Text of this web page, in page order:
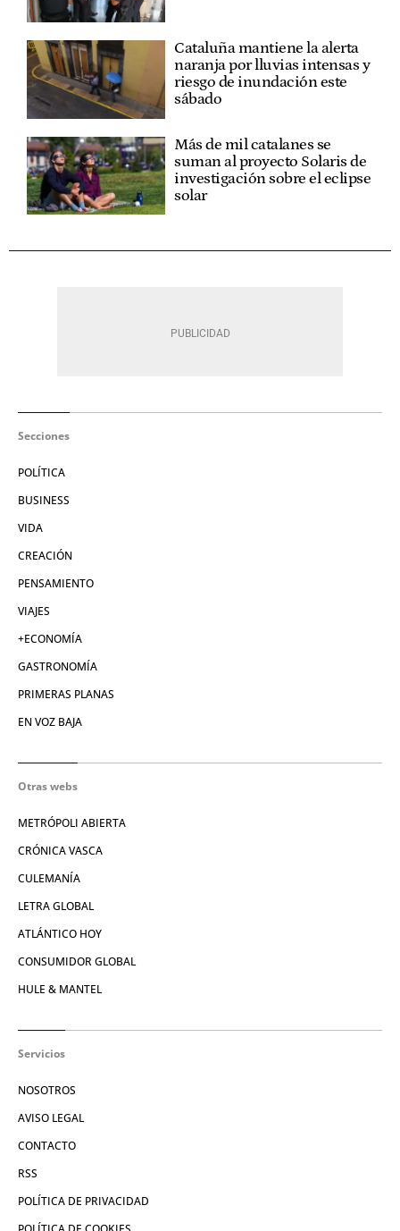
Cataluña mantiene la alerta
naranja por lluvias intensas y
riesgo de inundación este
sábado
Más de mil catalanes se
suman al proyecto Solaris de
investigación sobre el eclipse
solar
Secciones
POLÍTICA
BUSINESS
VIDA
CREACIÓN
PENSAMIENTO
VIAJES
+ECONOMÍA
GASTRONOMÍA
PRIMERAS PLANAS
EN VOZ BAJA
Otras webs
METRÓPOLI ABIERTA
CRÓNICA VASCA
CULEMANÍA
LETRA GLOBAL
ATLÁNTICO HOY
CONSUMIDOR GLOBAL
HULE & MANTEL
Servicios
NOSOTROS
AVISO LEGAL
CONTACTO
RSS
POLÍTICA DE PRIVACIDAD